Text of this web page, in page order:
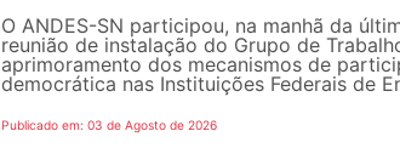
O ANDES-SN participou, na manhã da
reunião de instalação do Grupo de
aprimoramento dos mecanismos de
democrática nas Instituições Federais de
Publicado em: 03 de Agosto de 2026